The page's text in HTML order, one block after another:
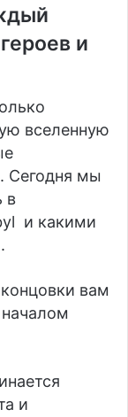
и
вселенную
Сегодня мы
в
и какими
вам
и